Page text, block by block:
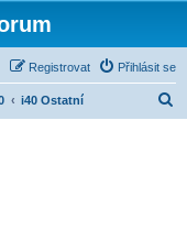
Přihlásit se
Registrovat
i40 Ostatní